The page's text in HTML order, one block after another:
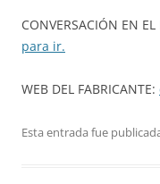
CONVERSACIÓN EN
para ir.
WEB DEL FABRICANTE:
Esta entrada fue